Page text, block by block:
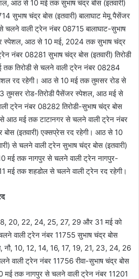
आठ से 10 मई तक सुभाष चंद्र बोस (इतवारी)
सुभाष चंद्र बोस (इतवारी) बालाघाट मेमू पैसेंजर
वाली ट्रेन नंबर 08715 बालाघाट-सुभाष
स्पेशल, आठ से 10 मई, 2024 तक सुभाष चंद्र
नंबर 08281 सुभाष चंद्र बोस (इतवारी) तिरोडी
तिरोडी से चलने वाली ट्रेन नंबर 08284
रद रहेगी। आठ से 10 मई तक तुमसर रोड से
तुमसर रोड-तिरोडी पैसेंजर स्पेशल, आठ मई से
ट्रेन नंबर 08282 तिरोडी-सुभाष चंद्र बोस
आठ मई तक टाटानगर से चलने वाली ट्रेन नंबर
बोस (इतवारी) एक्सप्रेस रद रहेगी। आठ से 10
से चलने वाली ट्रेन सुभाष चंद्र बोस (इतवारी)
मई तक नागपुर से चलने वाली ट्रेन नागपुर-
मई तक शहडोल से चलने वाली ट्रेन रद रहेगी।
20, 22, 24, 25, 27, 29 और 31 मई को
वाली ट्रेन नंबर 11755 सुभाष चंद्र बोस
नौ, 10, 12, 14, 16, 17, 19, 21, 23, 24, 26
वाली ट्रेन नंबर 11756 रीवा-सुभाष चंद्र बोस
मई तक नागपुर से चलने वाली ट्रेन नंबर 11201